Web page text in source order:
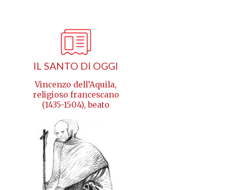
IL SANTO DI OGGI
Vincenzo dell’Aquila,
religioso francescano
(1435-1504), beato